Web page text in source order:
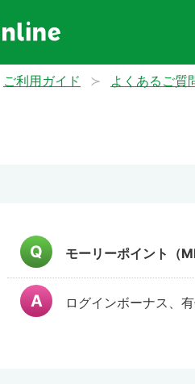
ご利用ガイド よくあるご質
モーリーポイント（
ログインボーナス、